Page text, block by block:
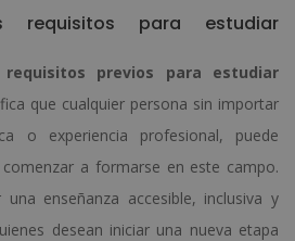
requisitos para estudiar
previos para estudiar
que cualquier persona sin importar
o experiencia profesional, puede
a formarse en este campo.
enseñanza accesible, inclusiva y
desean iniciar una nueva etapa